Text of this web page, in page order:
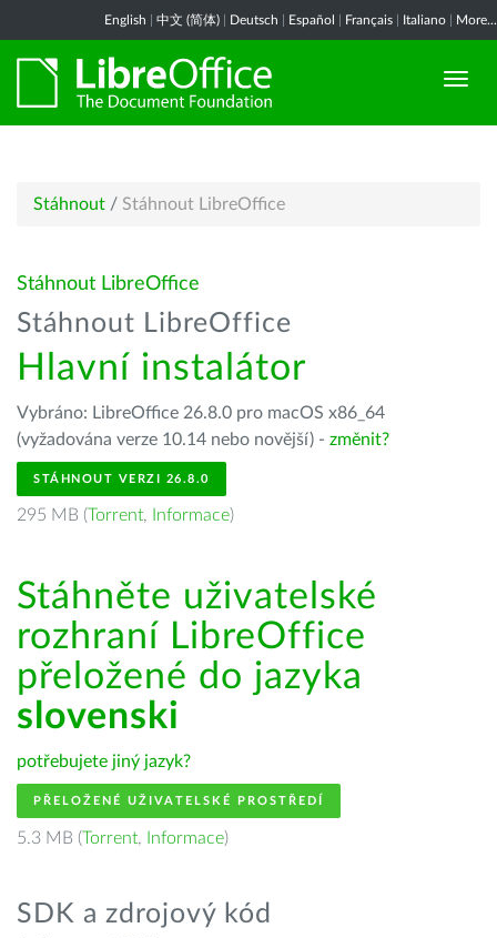
English 中文 (简体) Deutsch Español Français Italiano More...
Stáhnout / Stáhnout LibreOffice
Stáhnout LibreOffice
Stáhnout LibreOffice
Hlavní instalátor
Vybráno: LibreOffice 26.8.0 pro macOS x86_64
(vyžadována verze 10.14 nebo novější) - změnit?
STÁHNOUT VERZI 26.8.0
295 MB (Torrent, Informace)
Stáhněte uživatelské
rozhraní LibreOffice
přeložené do jazyka
slovenski
potřebujete jiný jazyk?
PŘELOŽENÉ UŽIVATELSKÉ PROSTŘEDÍ
5.3 MB (Torrent, Informace)
SDK a zdrojový kód